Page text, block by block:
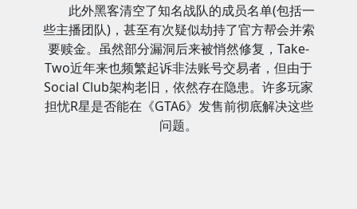
此外黑客清空了知名战队的成员名单(包括一
些主播团队)，甚至有次疑似劫持了官方帮会并索
要赎金。虽然部分漏洞后来被悄然修复，Take-
Two近年来也频繁起诉非法账号交易者，但由于
Social Club架构老旧，依然存在隐患。许多玩家
担忧R星是否能在《GTA6》发售前彻底解决这些
问题。